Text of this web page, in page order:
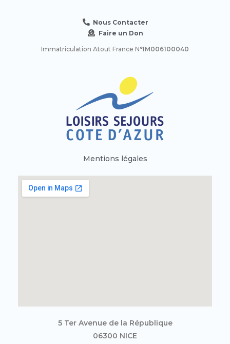
Nous Contacter
Faire un Don
Immatriculation Atout France N°IM006100040
Mentions légales
5 Ter Avenue de la République
06300 NICE